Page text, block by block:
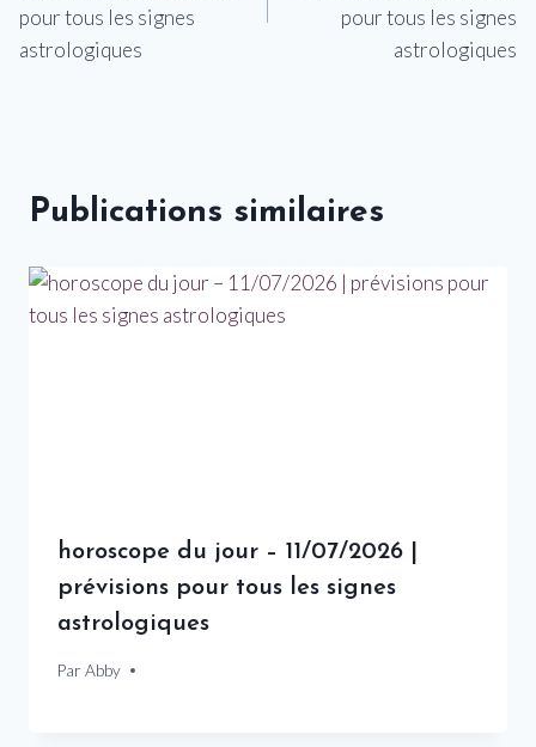
l’article
pour tous les signes
astrologiques
pour tous les signes
astrologiques
Publications similaires
horoscope du jour – 11/07/2026 |
prévisions pour tous les signes
astrologiques
Par Abby
11 juillet 2026